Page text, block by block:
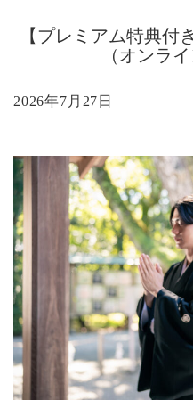
【プレミアム特典付
（オンラ
2026年7月27日